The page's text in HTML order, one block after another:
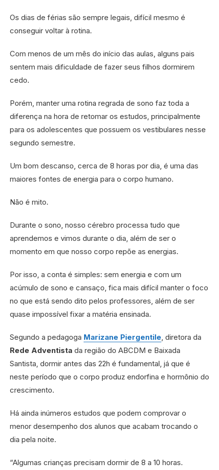
Os dias de férias são sempre legais, difícil mesmo é
conseguir voltar à rotina.
Com menos de um mês do início das aulas, alguns pais
sentem mais dificuldade de fazer seus filhos dormirem
cedo.
Porém, manter uma rotina regrada de sono faz toda a
diferença na hora de retomar os estudos, principalmente
para os adolescentes que possuem os vestibulares nesse
segundo semestre.
Um bom descanso, cerca de 8 horas por dia, é uma das
maiores fontes de energia para o corpo humano.
Não é mito.
Durante o sono, nosso cérebro processa tudo que
aprendemos e vimos durante o dia, além de ser o
momento em que nosso corpo repõe as energias.
Por isso, a conta é simples: sem energia e com um
acúmulo de sono e cansaço, fica mais difícil manter o foco
no que está sendo dito pelos professores, além de ser
quase impossível fixar a matéria ensinada.
Segundo a pedagoga Marizane Piergentile , diretora da
Rede Adventista da região do ABCDM e Baixada
Santista, dormir antes das 22h é fundamental, já que é
neste período que o corpo produz endorfina e hormônio do
crescimento.
Há ainda inúmeros estudos que podem comprovar o
menor desempenho dos alunos que acabam trocando o
dia pela noite.
“Algumas crianças precisam dormir de 8 a 10 horas.